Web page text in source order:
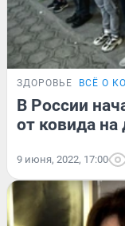
ЗДОРОВЬЕ ВСЁ О
В России
от ковида
9 июня, 2022, 17:00